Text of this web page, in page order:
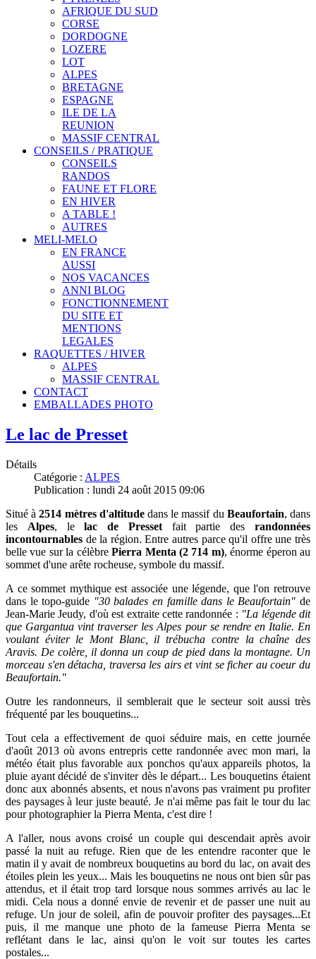
AFRIQUE DU SUD
CORSE
DORDOGNE
LOZERE
LOT
ALPES
BRETAGNE
ESPAGNE
ILE DE LA
REUNION
MASSIF CENTRAL
CONSEILS / PRATIQUE
CONSEILS
RANDOS
FAUNE ET FLORE
EN HIVER
A TABLE !
AUTRES
MELI-MELO
EN FRANCE
AUSSI
NOS VACANCES
ANNI BLOG
FONCTIONNEMENT
DU SITE ET
MENTIONS
LEGALES
RAQUETTES / HIVER
ALPES
MASSIF CENTRAL
CONTACT
EMBALLADES PHOTO
Le lac de Presset
Détails
Catégorie : ALPES
Publication : lundi 24 août 2015 09:06
Situé à2514 mètres d'altitudedans le massif du Beaufortain, dans
les Alpes, lelac de Pressetfait partie desrandonnées
incontournables de la région. Entre autres parce qu'il offre une très
belle vue sur la célèbrePierra Menta (2 714 m), énorme éperon au
sommet d'une arête rocheuse, symbole du massif.
A ce sommet mythique est associée une légende, que l'on retrouve
dans le topo-guide "30 balades en famille dans le Beaufortain" de
Jean-Marie Jeudy, d'où est extraite cette randonnée : "La légende dit
que Gargantua vint traverser les Alpes pour se rendre en Italie. En
voulant éviter le Mont Blanc, il trébucha contre la chaîne des
Aravis. De colère, il donna un coup de pied dans la montagne. Un
morceau s'en détacha, traversa les airs et vint se ficher au coeur du
Beaufortain."
Outre les randonneurs, il semblerait que le secteur soit aussi très
fréquenté par les bouquetins...
Tout cela a effectivement de quoi séduire mais,en cette journée
d'août 2013 où avons entrepris cette randonnée avec mon mari, la
météo était plus favorable aux ponchos qu'aux appareils photos, la
pluie ayant décidé de s'inviter dès le départ... Les bouquetins étaient
donc aux abonnés absents, et nous n'avons pas vraiment pu profiter
des paysagesà leur juste beauté. Je n'ai même pas fait le tour du lac
pour photographier la Pierra Menta, c'est dire !
A l'aller, nous avons croisé un couple qui descendait après avoir
passé la nuit au refuge. Rien que de les entendre raconter que le
matin il y avait de nombreux bouquetins au bord du lac, on avait des
étoiles plein les yeux... Mais les bouquetins ne nous ont bien sûr pas
attendus, et il était trop tard lorsque nous sommes arrivés au lac le
midi. Cela nous a donné envie de revenir et de passer une nuit au
refuge. Un jour de soleil, afin de pouvoir profiter des paysages...Et
puis, il me manque une photo de la fameuse Pierra Menta se
reflétant dans le lac, ainsi qu'on le voit sur toutes les cartes
postales...